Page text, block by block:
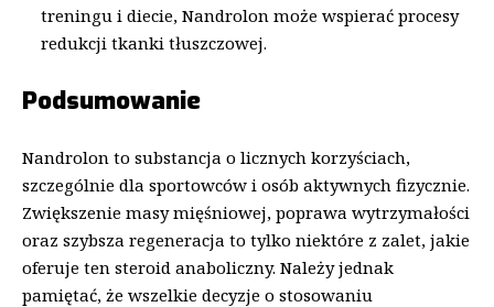
treningu i diecie, Nandrolon może wspierać procesy
redukcji tkanki tłuszczowej.
Podsumowanie
Nandrolon to substancja o licznych korzyściach,
szczególnie dla sportowców i osób aktywnych fizycznie.
Zwiększenie masy mięśniowej, poprawa wytrzymałości
oraz szybsza regeneracja to tylko niektóre z zalet, jakie
oferuje ten steroid anaboliczny. Należy jednak
pamiętać, że wszelkie decyzje o stosowaniu